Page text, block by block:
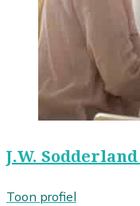
J.W. Sodderland
Toon profiel